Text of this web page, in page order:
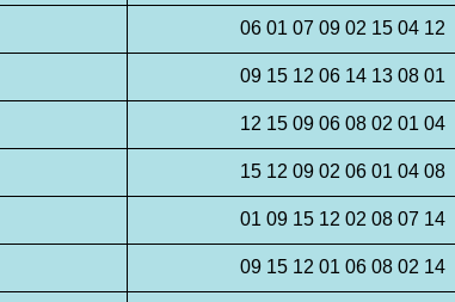
06 01 07 09 02 15 04 12
09 15 12 06 14 13 08 01
12 15 09 06 08 02 01 04
15 12 09 02 06 01 04 08
01 09 15 12 02 08 07 14
09 15 12 01 06 08 02 14